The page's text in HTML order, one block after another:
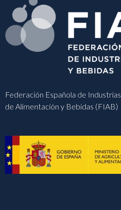
Federación Española de Industrias
de Alimentación y Bebidas (FIAB)